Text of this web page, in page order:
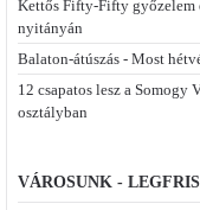
Kettős Fifty-Fifty győzelem
nyitányán
Balaton-átúszás - Most
12 csapatos lesz a Somogy
osztályban
VÁROSUNK -